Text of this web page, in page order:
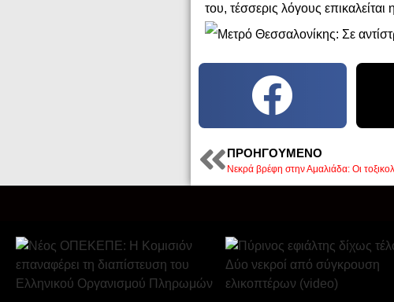
ΠΡΟΗΓΟΎΜΕΝΟ